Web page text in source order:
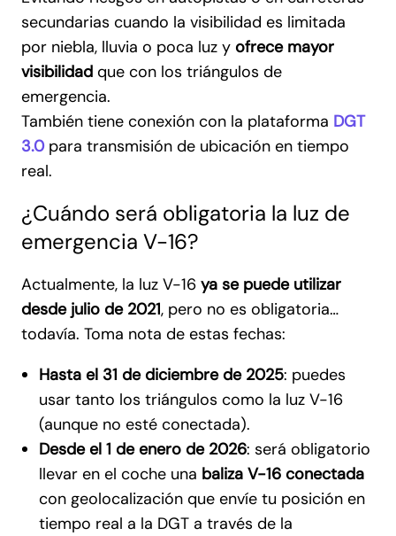
secundarias cuando la visibilidad es limitada
por niebla, lluvia o poca luz y ofrece mayor
visibilidad que con los triángulos de
emergencia.
También tiene conexión con la plataforma DGT
3.0para transmisión de ubicación en tiempo
real.
¿Cuándo será obligatoria la luz de
emergencia V-16?
Actualmente, la luz V-16 ya se puede utilizar
desde julio de 2021, pero no es obligatoria…
todavía. Toma nota de estas fechas:
Hasta el 31 de diciembre de 2025: puedes
usar tanto los triángulos como la luz V-16
(aunque no esté conectada).
Desde el 1 de enero de 2026: será obligatorio
llevar en el coche una baliza V-16 conectada
con geolocalización que envíe tu posición en
tiempo real a la DGT a través de la